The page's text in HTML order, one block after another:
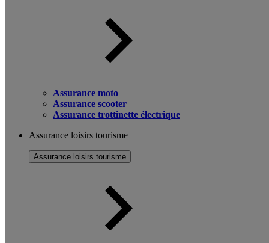
Assurance moto
Assurance scooter
Assurance trottinette électrique
Assurance loisirs tourisme
Assurance loisirs tourisme